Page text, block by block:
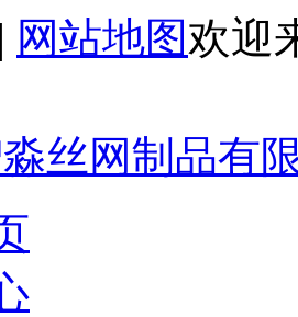
| 网站地图欢迎